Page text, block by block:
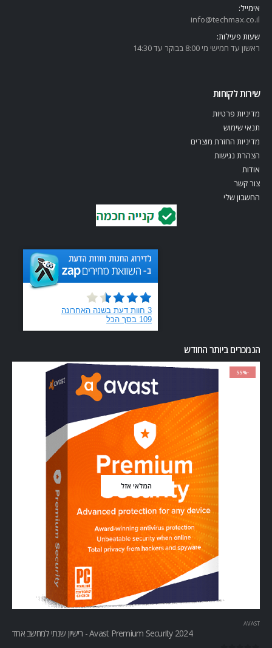
אימייל:
info@techmax.co.il
שעות פעילות:
ראשון עד חמישי מי 8:00 בבוקר עד 14:30
שירות לקוחות
מדיניות פרטיות
תנאי שימוש
מדיניות החזרת מוצרים
הצהרת נגישות
אודות
צור קשר
החשבון שלי
הנמכרים ביותר החודש
-55%
המלאי אזל
AVAST
Avast Premium Security 2024 - רישיון שנתי למחשב אחד